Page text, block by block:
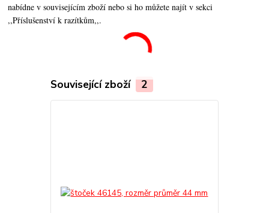
nabídne v souvisejícím zboží nebo si ho můžete najít v sekci
,,Příslušenství k razítkům,,.
Související zboží 2